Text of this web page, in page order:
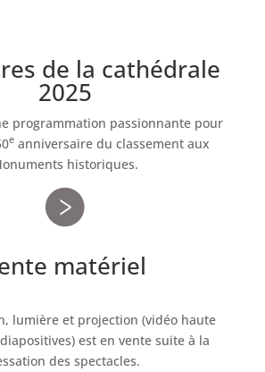
de la cathédrale
2025
programmation passionnante pour
e anniversaire du classement aux
historiques.
matériel
lumière et projection (vidéo haute
est en vente suite à la
des spectacles.